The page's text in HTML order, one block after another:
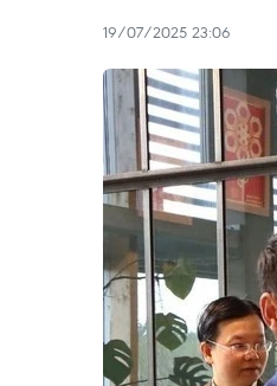
19/07/2025 23:06